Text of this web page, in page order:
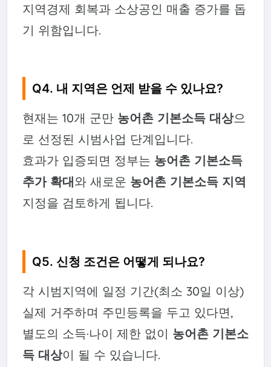
지역경제 회복과 소상공인 매출 증가를 돕
기 위함입니다.
Q4. 내 지역은 언제 받을 수 있나요?
현재는 10개 군만 농어촌 기본소득 대상으
로 선정된 시범사업 단계입니다.
효과가 입증되면 정부는 농어촌 기본소득
추가 확대와 새로운 농어촌 기본소득 지역
지정을 검토하게 됩니다.
Q5. 신청 조건은 어떻게 되나요?
각 시범지역에 일정 기간(최소 30일 이상)
실제 거주하며 주민등록을 두고 있다면,
별도의 소득·나이 제한 없이 농어촌 기본소
득 대상이 될 수 있습니다.